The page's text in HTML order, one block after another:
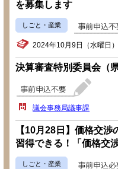
を募集します
しごと・産業
2024年10月9日（水曜日
決算審査特別委員会（
議会事務局議事課
【10月28日】価格交
習得できる！「価格交
しごと・産業